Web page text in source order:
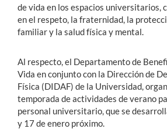
de vida en los espacios universitarios,
en el respeto, la fraternidad, la
familiar y la salud física y mental.
Al respecto, el Departamento de
Vida en conjunto con la Dirección de
Física (DIDAF) de la Universidad,
temporada de actividades de verano
personal universitario, que se
y 17 de enero próximo.